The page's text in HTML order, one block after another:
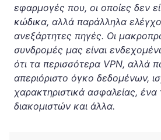
εφαρμογές που, οι οποίες δεν
κώδικα, αλλά παράλληλα
ανεξάρτητες πηγές. Οι
συνδρομές μας είναι
ότι τα περισσότερα VPN, αλλά
απεριόριστο όγκο δεδομένων,
χαρακτηριστικά ασφαλείας, ένα
διακομιστών και άλλα.